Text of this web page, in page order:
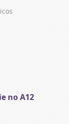
no A12